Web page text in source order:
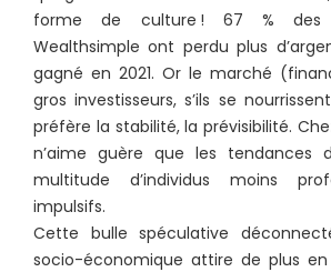
forme de culture ! 67 % des
Wealthsimple ont perdu plus
gagné en 2021. Or le marché
gros investisseurs, s’ils se
préfère la stabilité, la prévisibilité.
n’aime guère que les tendances
multitude d’individus moins
impulsifs.
Cette bulle spéculative
socio-économique attire de plus en